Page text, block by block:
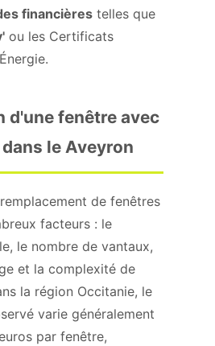
financières telles que
ou les Certificats
d'une fenêtre avec
le Aveyron
de fenêtres
facteurs : le
le nombre de vantaux,
et la complexité de
la région Occitanie, le
varie généralement
par fenêtre,